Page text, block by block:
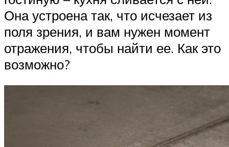
Она устроена так, что исчезает из
поля зрения, и вам нужен момент
отражения, чтобы найти ее. Как это
возможно?